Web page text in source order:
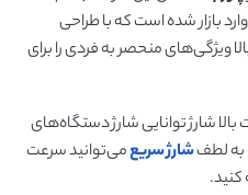
وارد بازار شده است که با طراحی
ویژگی‌های منحصر به فردی را برای
بالا شارژ توانایی شارژ دستگاه‌های
به لطفشارژ سریعمی‌توانید سرعت
کنید.